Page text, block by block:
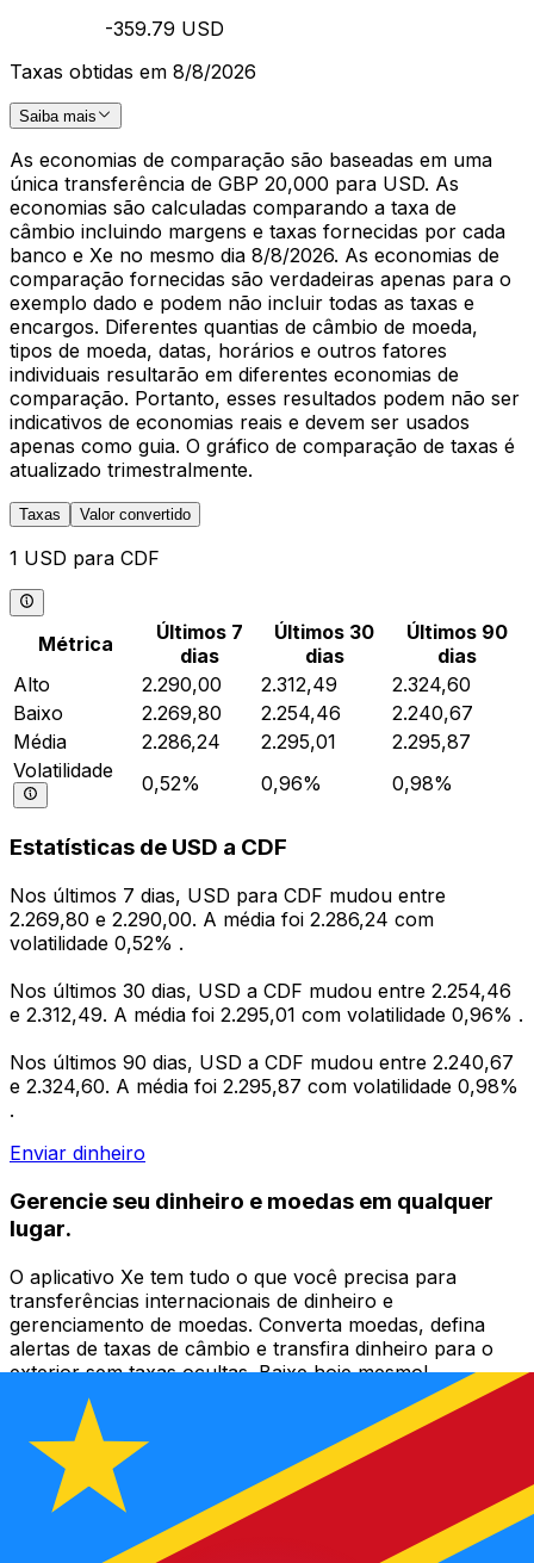
-359.79 USD
Taxas obtidas em 8/8/2026
Saiba mais
As economias de comparação são baseadas em uma
única transferência de GBP 20,000 para USD. As
economias são calculadas comparando a taxa de
câmbio incluindo margens e taxas fornecidas por cada
banco e Xe no mesmo dia 8/8/2026. As economias de
comparação fornecidas são verdadeiras apenas para o
exemplo dado e podem não incluir todas as taxas e
encargos. Diferentes quantias de câmbio de moeda,
tipos de moeda, datas, horários e outros fatores
individuais resultarão em diferentes economias de
comparação. Portanto, esses resultados podem não ser
indicativos de economias reais e devem ser usados
apenas como guia. O gráfico de comparação de taxas é
atualizado trimestralmente.
Taxas Valor convertido
1 USD para CDF
Métrica
Últimos 7
dias
Últimos 30
dias
Últimos 90
dias
Alto
2.290,00 2.312,49
2.324,60
Baixo
2.269,80 2.254,46
2.240,67
Média
2.286,24 2.295,01
2.295,87
Volatilidade
0,52% 0,96% 0,98%
Estatísticas de USD a CDF
Nos últimos 7 dias, USD para CDF mudou entre
2.269,80 e 2.290,00. A média foi 2.286,24 com
volatilidade 0,52% .
Nos últimos 30 dias, USD a CDF mudou entre 2.254,46
e 2.312,49. A média foi 2.295,01 com volatilidade 0,96% .
Nos últimos 90 dias, USD a CDF mudou entre 2.240,67
e 2.324,60. A média foi 2.295,87 com volatilidade 0,98%
.
Enviar dinheiro
Gerencie seu dinheiro e moedas em qualquer
lugar.
O aplicativo Xe tem tudo o que você precisa para
transferências internacionais de dinheiro e
gerenciamento de moedas. Converta moedas, defina
alertas de taxas de câmbio e transfira dinheiro para o
exterior sem taxas ocultas. Baixe hoje mesmo!